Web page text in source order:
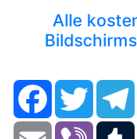
Alle
FacebookTwitter
Email Viber